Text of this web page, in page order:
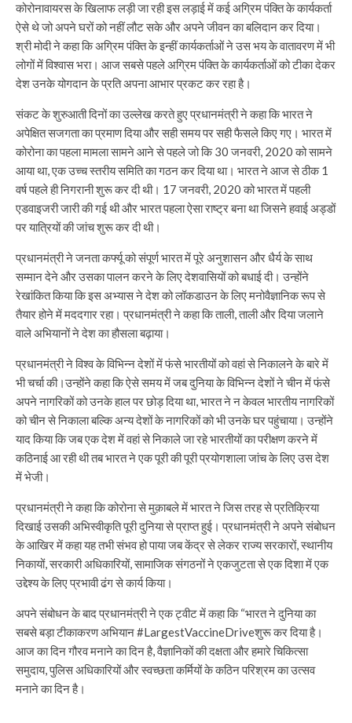
कोरोनावायरस के खिलाफ लड़ी जा रही इस लड़ाई में कई अग्रिम पंक्ति के कार्यकर्ता
ऐसे थे जो अपने घरों को नहीं लौट सके और अपने जीवन का बलिदान कर दिया।
श्री मोदी ने कहा कि अग्रिम पंक्ति के इन्हीं कार्यकर्ताओं ने उस भय के वातावरण में भी
लोगों में विश्वास भरा। आज सबसे पहले अग्रिम पंक्ति के कार्यकर्ताओं को टीका देकर
देश उनके योगदान के प्रति अपना आभार प्रकट कर रहा है।
संकट के शुरुआती दिनों का उल्लेख करते हुए प्रधानमंत्री ने कहा कि भारत ने
अपेक्षित सजगता का प्रमाण दिया और सही समय पर सही फैसले किए गए। भारत में
कोरोना का पहला मामला सामने आने से पहले जो कि 30 जनवरी, 2020 को सामने
आया था, एक उच्च स्तरीय समिति का गठन कर दिया था। भारत ने आज से ठीक 1
वर्ष पहले ही निगरानी शुरू कर दी थी। 17 जनवरी, 2020 को भारत में पहली
एडवाइजरी जारी की गई थी और भारत पहला ऐसा राष्ट्र बना था जिसने हवाई अड्डों
पर यात्रियों की जांच शुरू कर दी थी।
प्रधानमंत्री ने जनता कर्फ्यू को संपूर्ण भारत में पूरे अनुशासन और धैर्य के साथ
सम्मान देने और उसका पालन करने के लिए देशवासियों को बधाई दी। उन्होंने
रेखांकित किया कि इस अभ्यास ने देश को लॉकडाउन के लिए मनोवैज्ञानिक रूप से
तैयार होने में मददगार रहा। प्रधानमंत्री ने कहा कि ताली, ताली और दिया जलाने
वाले अभियानों ने देश का हौसला बढ़ाया।
प्रधानमंत्री ने विश्व के विभिन्न देशों में फंसे भारतीयों को वहां से निकालने के बारे में
भी चर्चा की।उन्होंने कहा कि ऐसे समय में जब दुनिया के विभिन्न देशों ने चीन में फंसे
अपने नागरिकों को उनके हाल पर छोड़ दिया था, भारत ने न केवल भारतीय नागरिकों
को चीन से निकाला बल्कि अन्य देशों के नागरिकों को भी उनके घर पहुंचाया। उन्होंने
याद किया कि जब एक देश में वहां से निकाले जा रहे भारतीयों का परीक्षण करने में
कठिनाई आ रही थी तब भारत ने एक पूरी की पूरी प्रयोगशाला जांच के लिए उस देश
में भेजी।
प्रधानमंत्री ने कहा कि कोरोना से मुक़ाबले में भारत ने जिस तरह से प्रतिक्रिया
दिखाई उसकी अभिस्वीकृति पूरी दुनिया से प्राप्त हुई। प्रधानमंत्री ने अपने संबोधन
के आखिर में कहा यह तभी संभव हो पाया जब केंद्र से लेकर राज्य सरकारों, स्थानीय
निकायों, सरकारी अधिकारियों, सामाजिक संगठनों ने एकजुटता से एक दिशा में एक
उद्देश्य के लिए प्रभावी ढंग से कार्य किया।
अपने संबोधन के बाद प्रधानमंत्री ने एक ट्वीट में कहा कि “भारत ने दुनिया का
सबसे बड़ा टीकाकरण अभियान #LargestVaccineDriveशुरू कर दिया है।
आज का दिन गौरव मनाने का दिन है, वैज्ञानिकों की दक्षता और हमारे चिकित्सा
समुदाय, पुलिस अधिकारियों और स्वच्छता कर्मियों के कठिन परिश्रम का उत्सव
मनाने का दिन है।